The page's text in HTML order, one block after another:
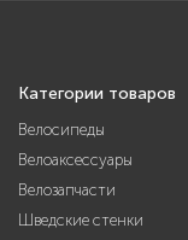
Категории товаров
Велосипеды
Велоаксессуары
Велозапчасти
Шведские стенки